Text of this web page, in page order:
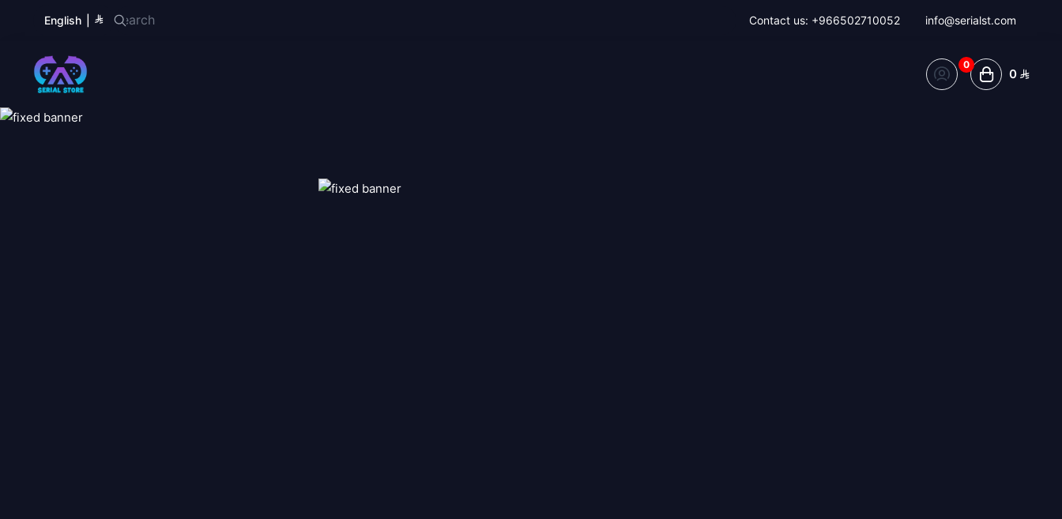
English Contact us: +966502710052 info@serialst.com
Serial Store
0
0